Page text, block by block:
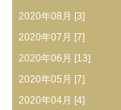
2020年08月 [3]
2020年07月 [7]
2020年06月 [13]
2020年05月 [7]
2020年04月 [4]